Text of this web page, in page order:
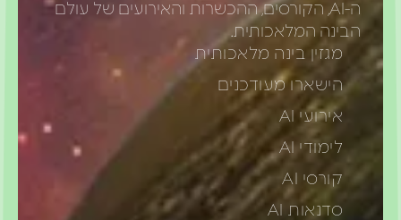
ה-AI, הקורסים, ההכשרות והאירועים של עולם
הבינה המלאכותית.
מגזין בינה מלאכותית
הישארו מעודכנים
אירועי AI
לימודי AI
קורסי AI
סדנאות AI